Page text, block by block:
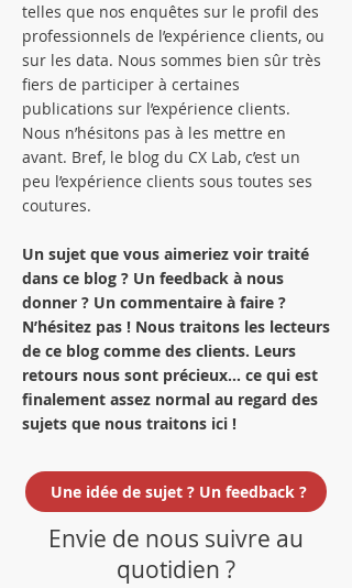
telles que nos enquêtes sur le profil des
professionnels de l’expérience clients, ou
sur les data. Nous sommes bien sûr très
fiers de participer à certaines
publications sur l’expérience clients.
Nous n’hésitons pas à les mettre en
avant. Bref, le blog du CX Lab, c’est un
peu l’expérience clients sous toutes ses
coutures.
Un sujet que vous aimeriez voir traité
dans ce blog ? Un feedback à nous
donner ? Un commentaire à faire ?
N’hésitez pas ! Nous traitons les lecteurs
de ce blog comme des clients. Leurs
retours nous sont précieux… ce qui est
finalement assez normal au regard des
sujets que nous traitons ici !
Une idée de sujet ? Un feedback ?
Envie de nous suivre au
quotidien ?